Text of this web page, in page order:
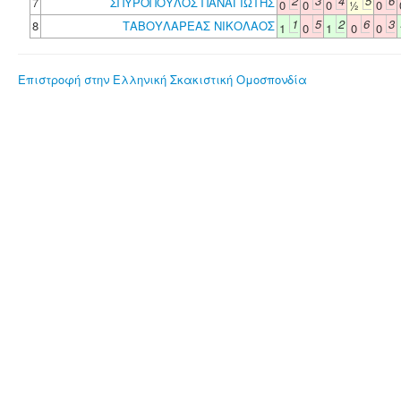
0 0 0 ½ 0
8
ΤΑΒΟΥΛΑΡΕΑΣ ΝΙΚΟΛΑΟΣ 1 1 0 5 1 2 0 6 0 3
Επιστροφή στην Ελληνική Σκακιστική Ομοσπονδία